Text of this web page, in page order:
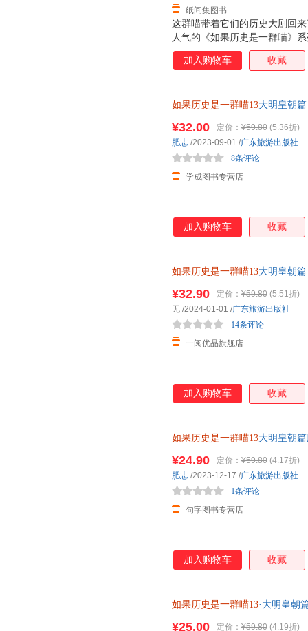
这群喵带着它们的历史大剧回
人气的《如果历史是一群喵》
烈烈的起义后，明朝该如何延
朝前半段的风云变幻！ 为什么
澜壮阔的历史。 力求严谨有趣
梳理，多角度呈现当中皇帝、
的延伸阅读，让你不错过每一
封，画面寓意切题，
纸间集图书
加入购物车 收藏
如果历史是一群喵13大明皇朝
¥32.00 定价： ¥59.80 (5.36折)
学成图书专营店
8条评论
肥志 /2023-09-01 /广东旅游出版社
加入购物车 收藏
如果历史是一群喵13大明皇朝篇
¥32.90 定价： ¥59.80 (5.51折)
一阅优品旗舰店
14条评论
无 /2024-01-01 /广东旅游出版社
加入购物车 收藏
如果历史是一群喵13大明皇朝
¥24.90 定价： ¥59.80 (4.17折)
句字图书专营店
1条评论
肥志 /2023-12-17 /广东旅游出版社
加入购物车 收藏
如果历史是一群喵13·大明皇朝
¥25.00 定价： ¥59.80 (4.19折)